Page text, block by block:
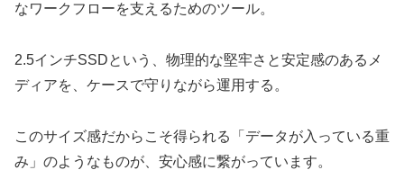
なワークフローを支えるためのツール。
2.5インチSSDという、物理的な堅牢さと安定感のあるメ
ディアを、ケースで守りながら運用する。
このサイズ感だからこそ得られる「データが入っている重
み」のようなものが、安心感に繋がっています。